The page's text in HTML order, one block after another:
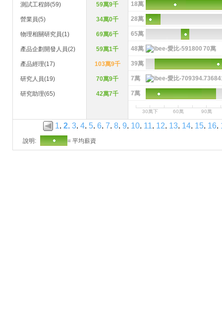
測試工程師(59) 59萬9千 18萬
營業員(5) 34萬0千 28萬
物理相關研究員(1) 69萬6千 65萬
產品企劃開發人員(2) 59萬1千 48萬 70萬
產品經理(17) 103萬9千 39萬
研究人員(19) 70萬9千 7萬
研究助理(65) 42萬7千 7萬
30萬下 60萬 90萬
1. 2. 3. 4. 5. 6. 7. 8. 9. 10. 11. 12. 13. 14. 15. 16.
說明: = 平均薪資